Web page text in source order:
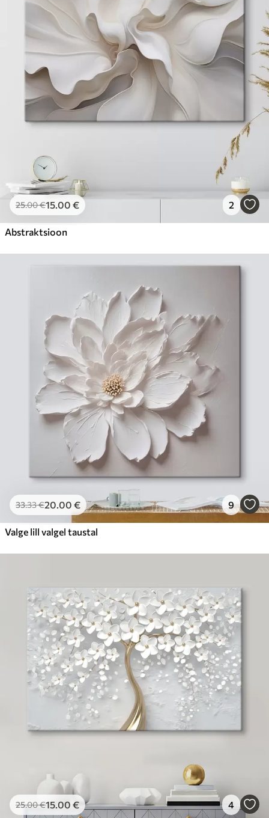
25.00€15.00 € 2
Abstraktsioon
33.33€20.00 € 9
Valge lill valgel taustal
25.00€15.00 € 4